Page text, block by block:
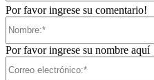
Por favor ingrese su comentario!
Por favor ingrese su nombre aquí